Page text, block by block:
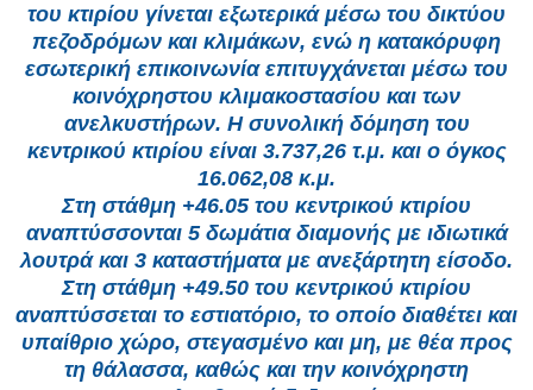
του κτιρίου γίνεται εξωτερικά μέσω του δικτύου
πεζοδρόμων και κλιμάκων, ενώ η κατακόρυφη
εσωτερική επικοινωνία επιτυγχάνεται μέσω του
κοινόχρηστου κλιμακοστασίου και των
ανελκυστήρων. Η συνολική δόμηση του
κεντρικού κτιρίου είναι 3.737,26 τ.μ. και ο όγκος
16.062,08 κ.μ.
Στη στάθμη +46.05 του κεντρικού κτιρίου
αναπτύσσονται 5 δωμάτια διαμονής με ιδιωτικά
λουτρά και 3 καταστήματα με ανεξάρτητη είσοδο.
Στη στάθμη +49.50 του κεντρικού κτιρίου
αναπτύσσεται το εστιατόριο, το οποίο διαθέτει και
υπαίθριο χώρο, στεγασμένο και μη, με θέα προς
τη θάλασσα, καθώς και την κοινόχρηστη